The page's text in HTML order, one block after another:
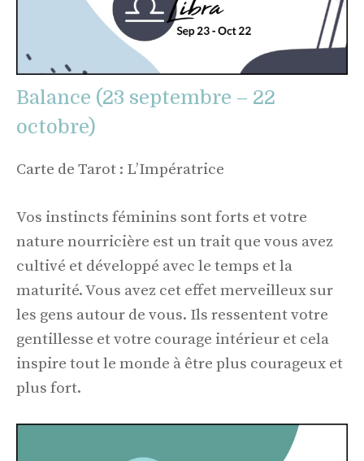
Balance (23 septembre – 22
octobre)
Carte de Tarot : L’Impératrice
Vos instincts féminins sont forts et votre
nature nourricière est un trait que vous avez
cultivé et développé avec le temps et la
maturité. Vous avez cet effet merveilleux sur
les gens autour de vous. Ils ressentent votre
gentillesse et votre courage intérieur et cela
inspire tout le monde à être plus courageux et
plus fort.